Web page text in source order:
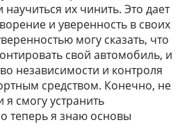
научиться их чинить. Это дает
и уверенность в своих
могу сказать, что
свой автомобиль, и
независимости и контроля
средством. Конечно, не
я смогу устранить
теперь я знаю основы